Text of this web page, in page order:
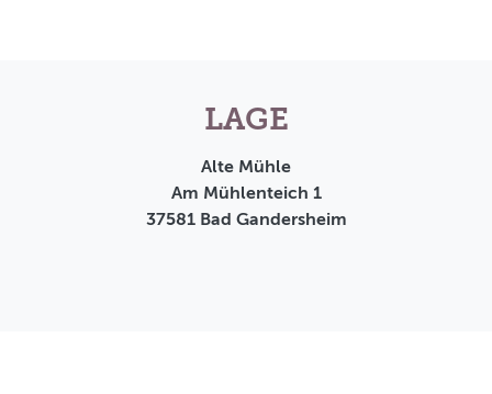
LAGE
Alte Mühle
Am Mühlenteich 1
37581 Bad Gandersheim